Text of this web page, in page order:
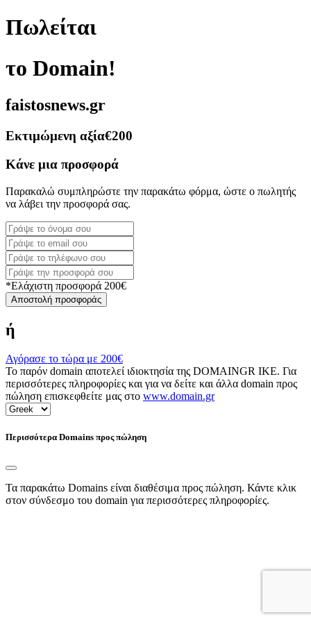
Πωλείται
το Domain!
faistosnews.gr
Εκτιμώμενη αξία€200
Κάνε μια προσφορά
Παρακαλώ συμπληρώστε την παρακάτω φόρμα, ώστε ο πωλητής
να λάβει την προσφορά σας.
*Ελάχιστη προσφορά 200€
Αποστολή προσφοράς
ή
Αγόρασε το τώρα με 200€
Το παρόν domain αποτελεί ιδιοκτησία της DOMAINGR ΙΚΕ. Για
περισσότερες πληροφορίες και για να δείτε και άλλα domain προς
πώληση επισκεφθείτε μας στο www.domain.gr
Περισσότερα Domains προς πώληση
Τα παρακάτω Domains είναι διαθέσιμα προς πώληση. Κάντε κλικ
στον σύνδεσμο του domain για περισσότερες πληροφορίες.